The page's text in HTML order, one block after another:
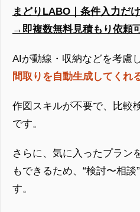
まどりLABO｜条件入力だ
→即複数無料見積もり依頼
AIが動線・収納などを考慮
間取りを自動生成してくれ
作図スキルが不要で、比較
です。
さらに、気に入ったプラン
もできるため、“検討〜相
す。